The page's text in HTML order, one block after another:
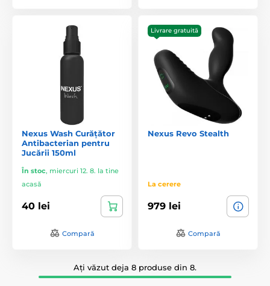
Nexus Wash Curățător
Antibacterian pentru
Jucării 150ml
În stoc, miercuri 12. 8. la tine
acasă
40 lei
Compară
Livrare gratuită
Nexus Revo Stealth
La cerere
979 lei
Compară
Ați văzut deja 8 produse din 8.